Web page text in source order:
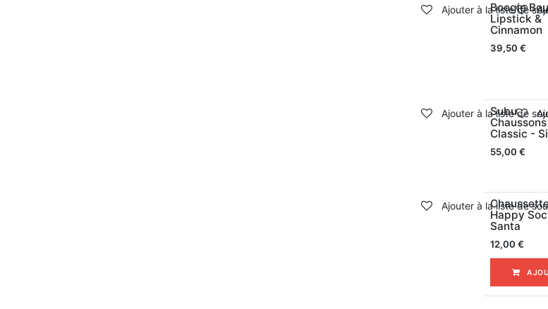
Boogie
Lipstick &
Cinnamon
39,50 €
Ajouter à la liste de
Subu
Chaussons
Classic -
55,00 €
Ajouter à la liste de
Happy
Santa
12,00 €
Ajouter à la liste de